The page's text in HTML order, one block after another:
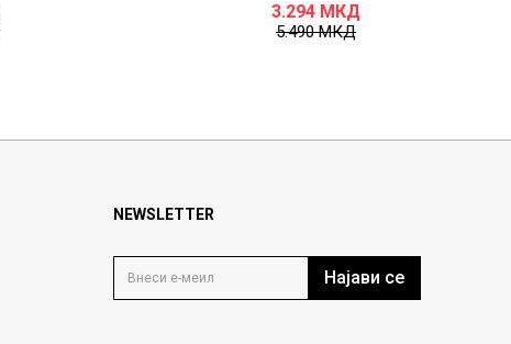
3.294 МКД
5.490МКД
NEWSLETTER
Најави се